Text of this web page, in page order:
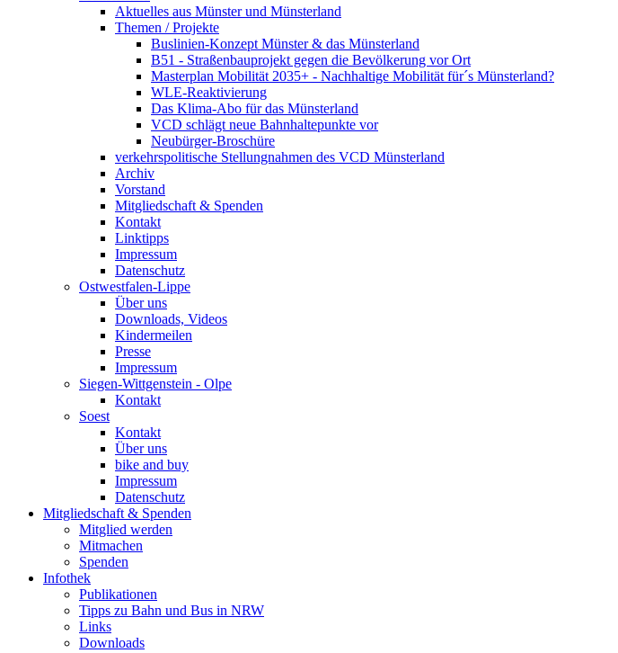
Aktuelles aus Münster und Münsterland
Themen / Projekte
Buslinien-Konzept Münster & das Münsterland
B51 - Straßenbauprojekt gegen die Bevölkerung vor Ort
Masterplan Mobilität 2035+ - Nachhaltige Mobilität für´s Münsterland?
WLE-Reaktivierung
Das Klima-Abo für das Münsterland
VCD schlägt neue Bahnhaltepunkte vor
Neubürger-Broschüre
verkehrspolitische Stellungnahmen des VCD Münsterland
Archiv
Vorstand
Mitgliedschaft & Spenden
Kontakt
Linktipps
Impressum
Datenschutz
Ostwestfalen-Lippe
Über uns
Downloads, Videos
Kindermeilen
Presse
Impressum
Siegen-Wittgenstein - Olpe
Kontakt
Soest
Kontakt
Über uns
bike and buy
Impressum
Datenschutz
Mitgliedschaft & Spenden
Mitglied werden
Mitmachen
Spenden
Infothek
Publikationen
Tipps zu Bahn und Bus in NRW
Links
Downloads